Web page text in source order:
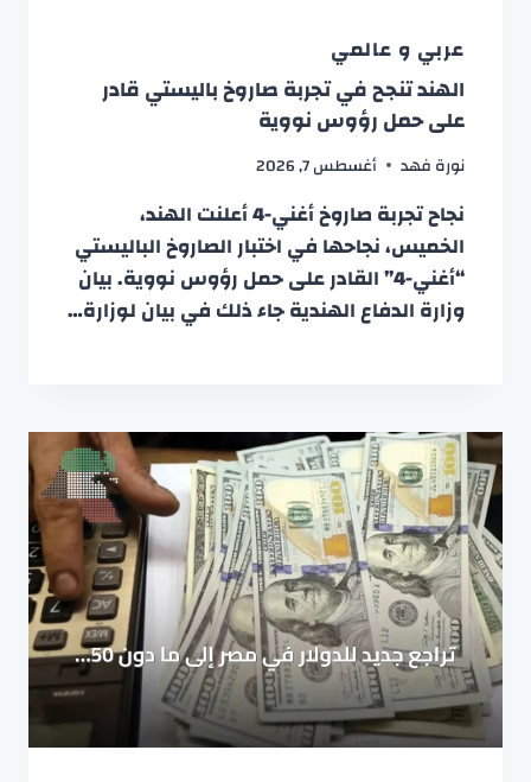
عربي و عالمي
الهند تنجح في تجربة صاروخ باليستي قادر
على حمل رؤوس نووية
نورة فهد أغسطس 7, 2026
نجاح تجربة صاروخ أغني-4 أعلنت الهند،
الخميس، نجاحها في اختبار الصاروخ الباليستي
“أغني-4” القادر على حمل رؤوس نووية. بيان
وزارة الدفاع الهندية جاء ذلك في بيان لوزارة…